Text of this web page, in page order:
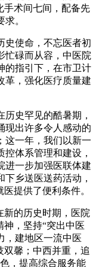
手术间七间，配备先
。
史使命，不忘医者初
忙碌而从容，中医院
的指引下，在市卫计
革，强化医疗质量建
史罕见的酷暑期，
现出许多令人感动的
这一年，我们以新一
体系管理和建设，
进一步加强医联体建
乡送医送药活动，
提供了便利条件。
新的历史时期，医院
神，坚持“突出中医
，建地区一流中医
双馨；中西并重，追
，提高综合服务能